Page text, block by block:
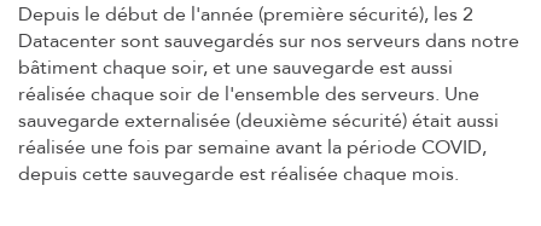
Depuis le début de l'année (première sécurité), les 2
Datacenter sont sauvegardés sur nos serveurs dans notre
bâtiment chaque soir, et une sauvegarde est aussi
réalisée chaque soir de l'ensemble des serveurs. Une
sauvegarde externalisée (deuxième sécurité) était aussi
réalisée une fois par semaine avant la période COVID,
depuis cette sauvegarde est réalisée chaque mois.